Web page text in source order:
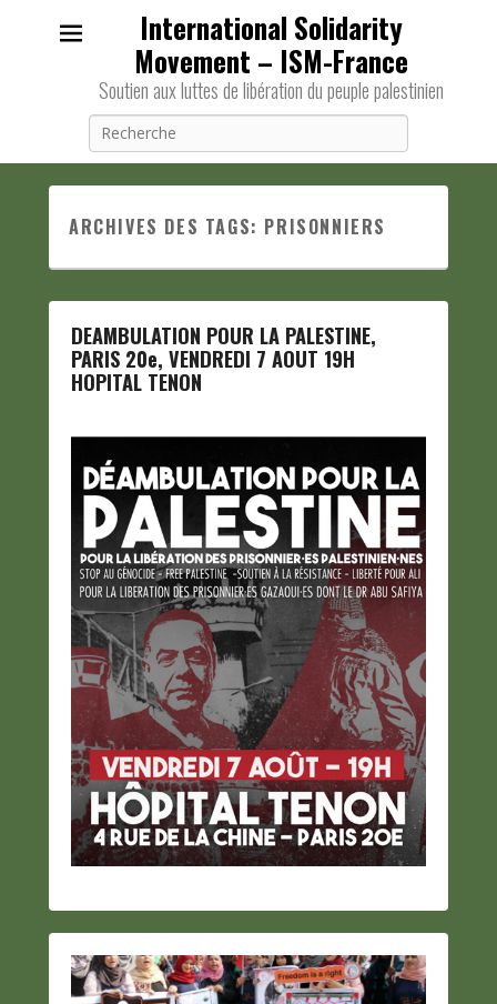
International Solidarity
Movement – ISM-France
Soutien aux luttes de libération du peuple palestinien
ARCHIVES DES TAGS: PRISONNIERS
DEAMBULATION POUR LA PALESTINE,
PARIS 20e, VENDREDI 7 AOUT 19H
HOPITAL TENON